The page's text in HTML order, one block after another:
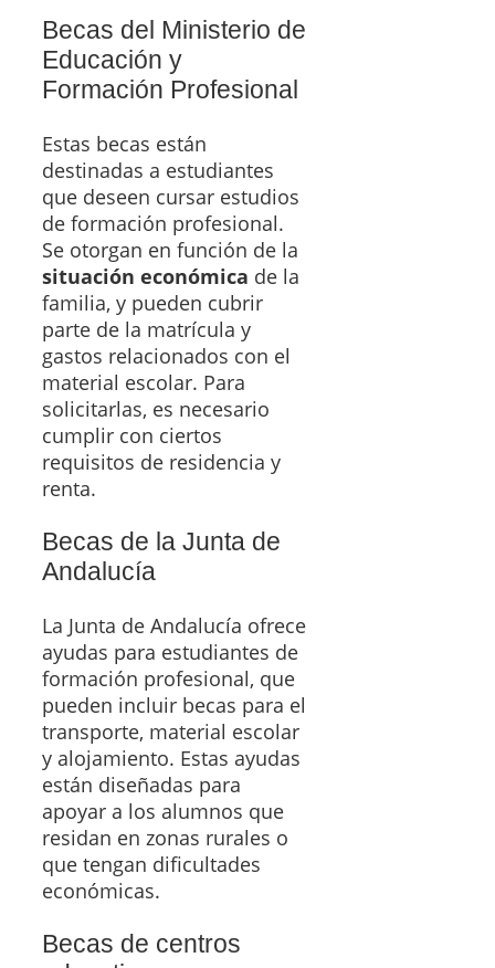
Becas del Ministerio de
Educación y
Formación Profesional
Estas becas están
destinadas a estudiantes
que deseen cursar estudios
de formación profesional.
Se otorgan en función de la
situación económica de la
familia, y pueden cubrir
parte de la matrícula y
gastos relacionados con el
material escolar. Para
solicitarlas, es necesario
cumplir con ciertos
requisitos de residencia y
renta.
Becas de la Junta de
Andalucía
La Junta de Andalucía ofrece
ayudas para estudiantes de
formación profesional, que
pueden incluir becas para el
transporte, material escolar
y alojamiento. Estas ayudas
están diseñadas para
apoyar a los alumnos que
residan en zonas rurales o
que tengan dificultades
económicas.
Becas de centros